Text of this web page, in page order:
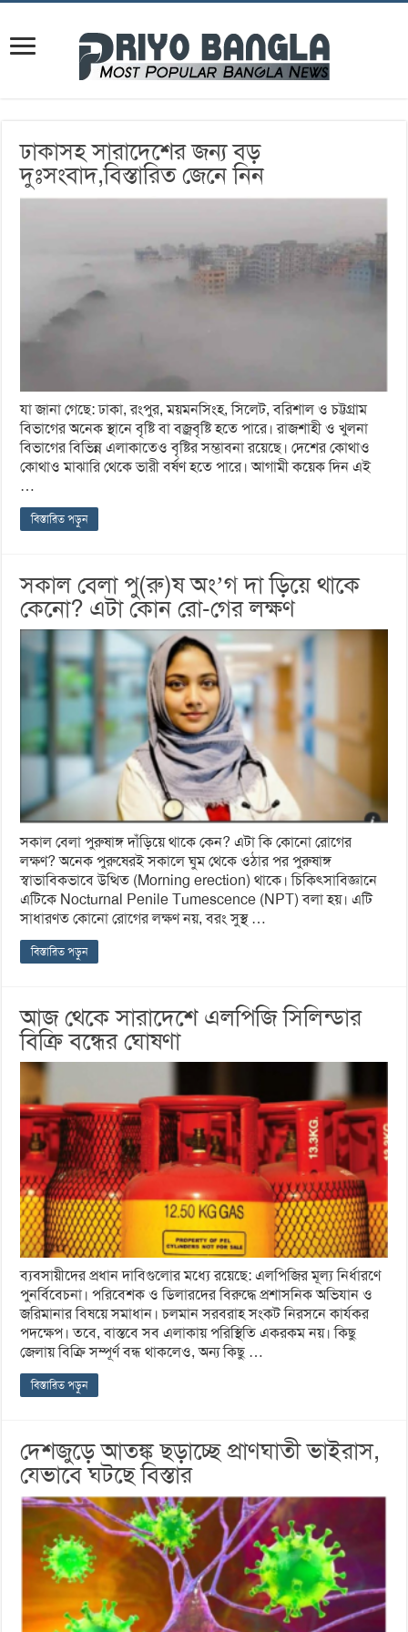
ঢাকাসহ সারাদেশের জন্য বড়
দুঃসংবাদ,বিস্তারিত জেনে নিন
যা জানা গেছে: ঢাকা, রংপুর, ময়মনসিংহ, সিলেট, বরিশাল ও চট্টগ্রাম
বিভাগের অনেক স্থানে বৃষ্টি বা বজ্রবৃষ্টি হতে পারে। রাজশাহী ও খুলনা
বিভাগের বিভিন্ন এলাকাতেও বৃষ্টির সম্ভাবনা রয়েছে। দেশের কোথাও
কোথাও মাঝারি থেকে ভারী বর্ষণ হতে পারে। আগামী কয়েক দিন এই
…
বিস্তারিত পড়ুন
সকাল বেলা পু(রু)ষ অং’গ দা ড়িয়ে থাকে
কেনো? এটা কোন রো-গের লক্ষণ
সকাল বেলা পুরুষাঙ্গ দাঁড়িয়ে থাকে কেন? এটা কি কোনো রোগের
লক্ষণ? অনেক পুরুষেরই সকালে ঘুম থেকে ওঠার পর পুরুষাঙ্গ
স্বাভাবিকভাবে উত্থিত (Morning erection) থাকে। চিকিৎসাবিজ্ঞানে
এটিকে Nocturnal Penile Tumescence (NPT) বলা হয়। এটি
সাধারণত কোনো রোগের লক্ষণ নয়, বরং সুস্থ …
বিস্তারিত পড়ুন
আজ থেকে সারাদেশে এলপিজি সিলিন্ডার
বিক্রি বন্ধের ঘোষণা
ব্যবসায়ীদের প্রধান দাবিগুলোর মধ্যে রয়েছে: এলপিজির মূল্য নির্ধারণে
পুনর্বিবেচনা। পরিবেশক ও ডিলারদের বিরুদ্ধে প্রশাসনিক অভিযান ও
জরিমানার বিষয়ে সমাধান। চলমান সরবরাহ সংকট নিরসনে কার্যকর
পদক্ষেপ। তবে, বাস্তবে সব এলাকায় পরিস্থিতি একরকম নয়। কিছু
জেলায় বিক্রি সম্পূর্ণ বন্ধ থাকলেও, অন্য কিছু …
বিস্তারিত পড়ুন
দেশজুড়ে আতঙ্ক ছড়াচ্ছে প্রাণঘাতী ভাইরাস,
যেভাবে ঘটছে বিস্তার